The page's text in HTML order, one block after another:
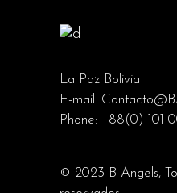
La Paz Bolivia
E-mail:
Phone: +88(0) 101
© 2023 B-Angels,